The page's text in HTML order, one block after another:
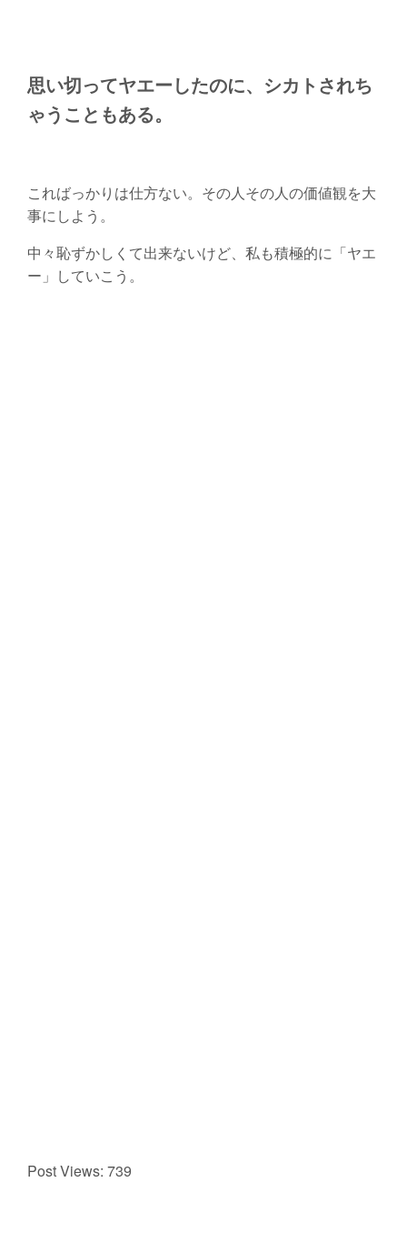
思い切ってヤエーしたのに、シカトされち
ゃうこともある。
こればっかりは仕方ない。その人その人の価値観を大
事にしよう。
中々恥ずかしくて出来ないけど、私も積極的に「ヤエ
ー」していこう。
Post Views: 739